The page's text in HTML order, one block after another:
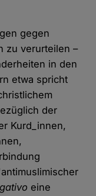
gegen
zu verurteilen –
in den
etwa spricht
der
Kurd_innen,
eine